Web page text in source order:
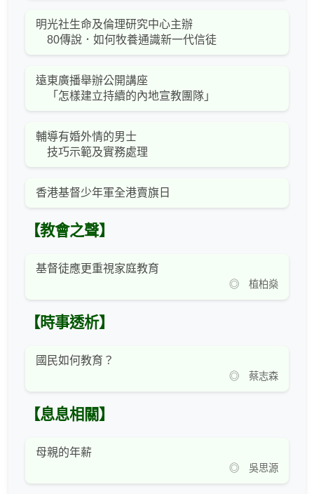
明光社生命及倫理研究中心主辦
80傳說．如何牧養通識新一代信徒
遠東廣播舉辦公開講座
「怎樣建立持續的內地宣教團隊」
輔導有婚外情的男士
技巧示範及實務處理
香港基督少年軍全港賣旗日
【教會之聲】
基督徒應更重視家庭教育
◎ 植柏燊
【時事透析】
國民如何教育？
◎ 蔡志森
【息息相關】
母親的年薪
◎ 吳思源